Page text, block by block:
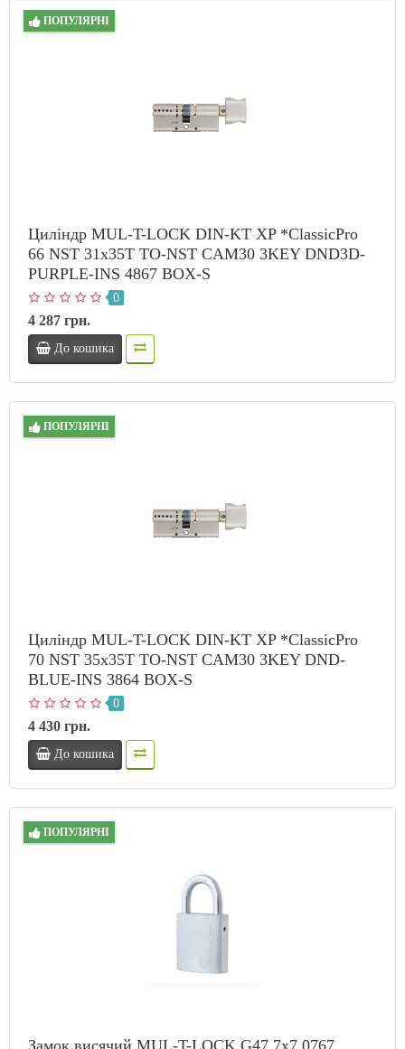
ПОПУЛЯРНІ
Циліндр MUL-T-LOCK DIN-KT XP *ClassicPro
66 NST 31x35T TO-NST CAM30 3KEY DND3D-
PURPLE-INS 4867 BOX-S
0
4 287 грн.
До кошика
ПОПУЛЯРНІ
Циліндр MUL-T-LOCK DIN-KT XP *ClassicPro
70 NST 35x35T TO-NST CAM30 3KEY DND-
BLUE-INS 3864 BOX-S
0
4 430 грн.
До кошика
ПОПУЛЯРНІ
Замок висячий MUL-T-LOCK G47 7x7 0767